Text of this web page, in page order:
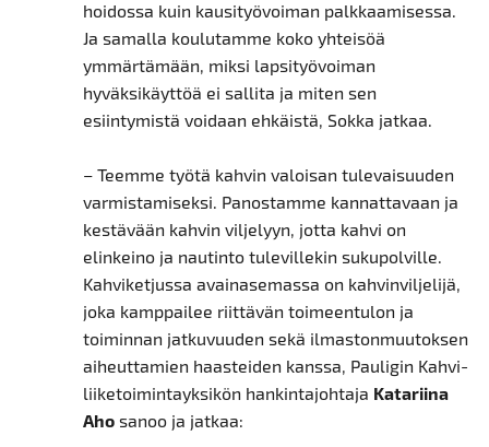
hoidossa kuin kausityövoiman palkkaamisessa.
Ja samalla koulutamme koko yhteisöä
ymmärtämään, miksi lapsityövoiman
hyväksikäyttöä ei sallita ja miten sen
esiintymistä voidaan ehkäistä, Sokka jatkaa.
– Teemme työtä kahvin valoisan tulevaisuuden
varmistamiseksi. Panostamme kannattavaan ja
kestävään kahvin viljelyyn, jotta kahvi on
elinkeino ja nautinto tulevillekin sukupolville.
Kahviketjussa avainasemassa on kahvinviljelijä,
joka kamppailee riittävän toimeentulon ja
toiminnan jatkuvuuden sekä ilmastonmuutoksen
aiheuttamien haasteiden kanssa, Pauligin Kahvi-
liiketoimintayksikön hankintajohtaja Katariina
Ahosanoo ja jatkaa: